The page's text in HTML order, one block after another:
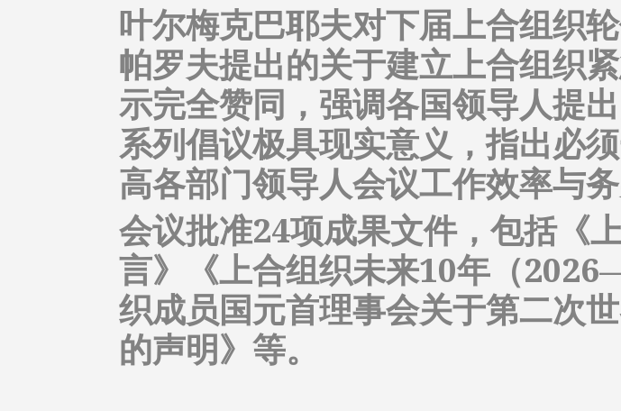
叶尔梅克巴耶夫对下届上合组织
帕罗夫提出的关于建立上合组织
示完全赞同，强调各国领导人提
系列倡议极具现实意义，指出必
高各部门领导人会议工作效率与务
会议批准24项成果文件，包括《
言》《上合组织未来10年（
织成员国元首理事会关于第二次
的声明》等。